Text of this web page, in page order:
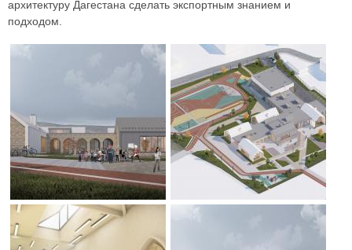
архитектуру Дагестана сделать экспортным знанием и
подходом.